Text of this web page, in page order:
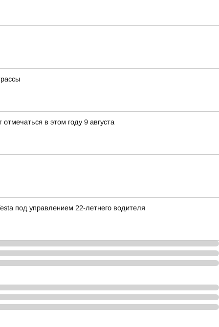
в этом году 9 августа
под управлением 22-летнего водителя